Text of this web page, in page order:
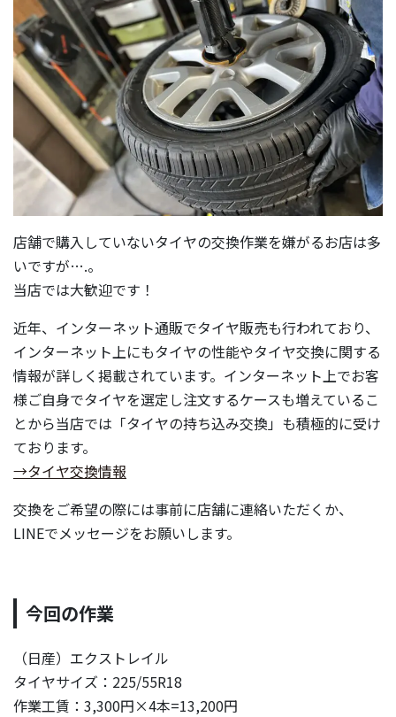
店舗で購入していないタイヤの交換作業を嫌がるお店は多
いですが….。
当店では大歓迎です！
近年、インターネット通販でタイヤ販売も行われており、
インターネット上にもタイヤの性能やタイヤ交換に関する
情報が詳しく掲載されています。インターネット上でお客
様ご自身でタイヤを選定し注文するケースも増えているこ
とから当店では「タイヤの持ち込み交換」も積極的に受け
ております。
→タイヤ交換情報
交換をご希望の際には事前に店舗に連絡いただくか、
LINEでメッセージをお願いします。
今回の作業
（日産）エクストレイル
タイヤサイズ：225/55R18
作業工賃：3,300円×4本=13,200円